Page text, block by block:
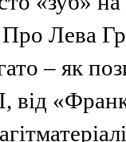
Лева
– як
від